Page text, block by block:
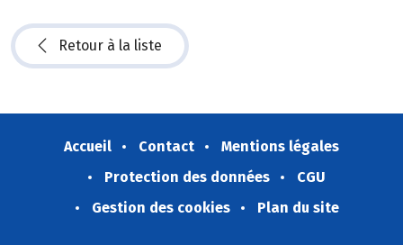
Retour à la liste
Accueil Contact
Mentions légales
Protection des données
CGU
Gestion des cookies
Plan du site